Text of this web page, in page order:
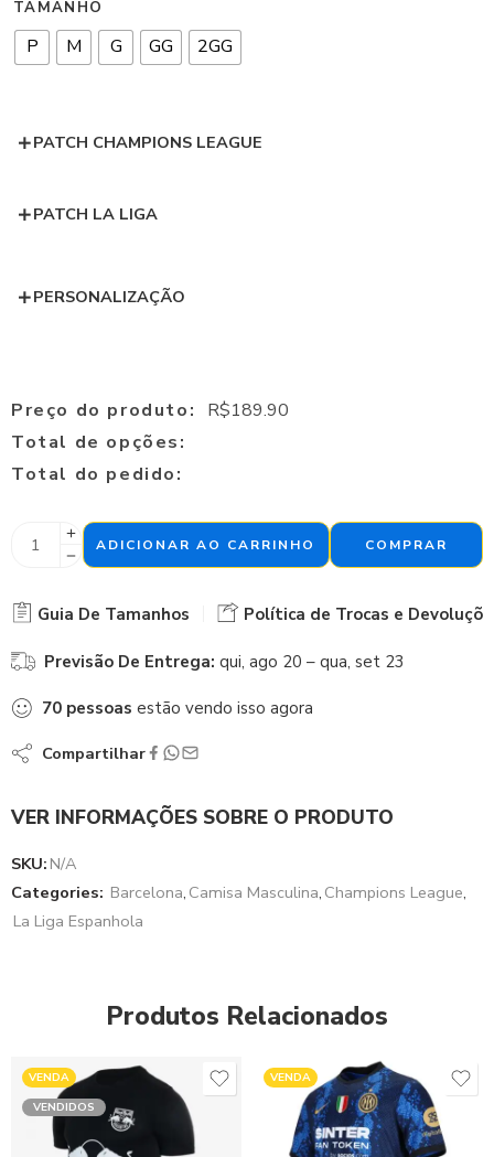
TAMANHO
P M G GG 2GG
PATCH CHAMPIONS LEAGUE
PATCH LA LIGA
PERSONALIZAÇÃO
Preço do produto: R$189.90
Total de opções:
Total do pedido:
ADICIONAR AO CARRINHO COMPRAR
Guia De Tamanhos Política de Trocas e
Previsão De Entrega: qui, ago 20 – qua, set 23
70 pessoas estão vendo isso agora
Compartilhar
VER INFORMAÇÕES SOBRE O PRODUTO
SKU: N/A
Categories: Barcelona, Camisa Masculina, Champions League,
La Liga Espanhola
Produtos Relacionados
VENDA
VENDIDOS
VENDA